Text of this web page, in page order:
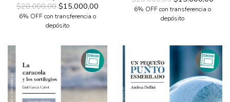
$20.000,00 $15.000,00
6% OFF con transferencia o
depósito
6% OFF con transferencia o
depósito